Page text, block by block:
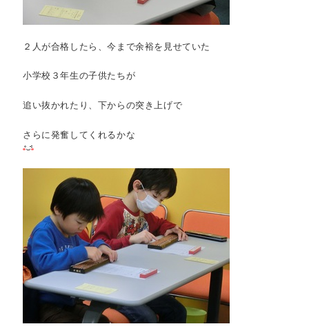
２人が合格したら、今まで余裕を見せていた
小学校３年生の子供たちが
追い抜かれたり、下からの突き上げで
さらに発奮してくれるかな